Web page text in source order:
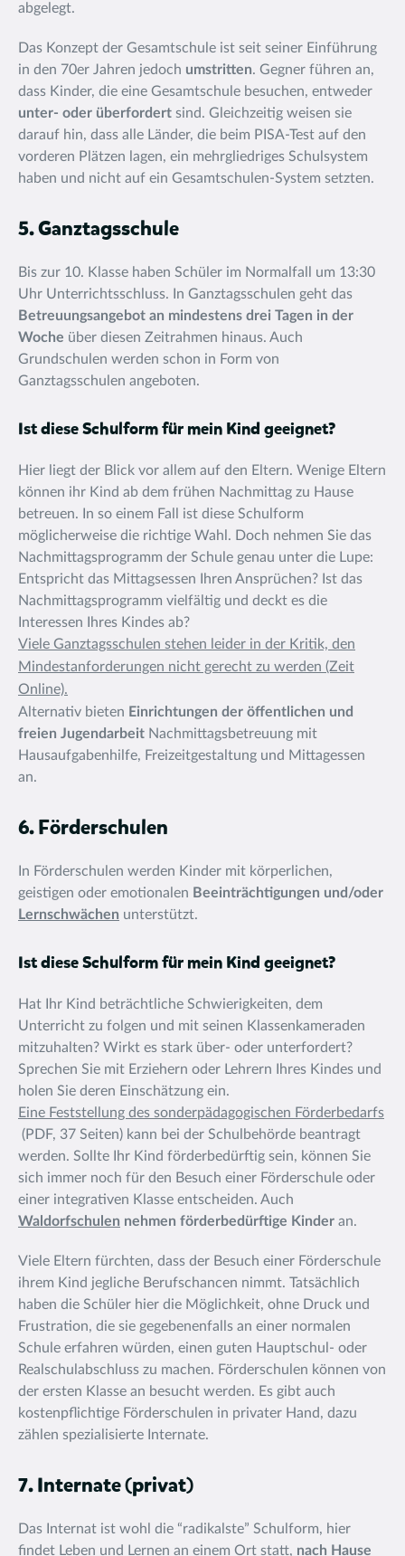
abgelegt.
Das Konzept der Gesamtschule ist seit seiner Einführung
in den 70er Jahren jedoch umstritten. Gegner führen an,
dass Kinder, die eine Gesamtschule besuchen, entweder
unter- oder überfordert sind. Gleichzeitig weisen sie
darauf hin, dass alle Länder, die beim PISA-Test auf den
vorderen Plätzen lagen, ein mehrgliedriges Schulsystem
haben und nicht auf ein Gesamtschulen-System setzten.
5. Ganztagsschule
Bis zur 10. Klasse haben Schüler im Normalfall um 13:30
Uhr Unterrichtsschluss. In Ganztagsschulen geht das
Betreuungsangebot an mindestens drei Tagen in der
Woche über diesen Zeitrahmen hinaus. Auch
Grundschulen werden schon in Form von
Ganztagsschulen angeboten.
Ist diese Schulform für mein Kind geeignet?
Hier liegt der Blick vor allem auf den Eltern. Wenige Eltern
können ihr Kind ab dem frühen Nachmittag zu Hause
betreuen. In so einem Fall ist diese Schulform
möglicherweise die richtige Wahl. Doch nehmen Sie das
Nachmittagsprogramm der Schule genau unter die Lupe:
Entspricht das Mittagsessen Ihren Ansprüchen? Ist das
Nachmittagsprogramm vielfältig und deckt es die
Interessen Ihres Kindes ab?
Viele Ganztagsschulen stehen leider in der Kritik, den
Mindestanforderungen nicht gerecht zu werden (Zeit
Online).
Alternativ bieten Einrichtungen der öffentlichen und
freien Jugendarbeit Nachmittagsbetreuung mit
Hausaufgabenhilfe, Freizeitgestaltung und Mittagessen
an.
6. Förderschulen
In Förderschulen werden Kinder mit körperlichen,
geistigen oder emotionalen Beeinträchtigungen und/oder
Lernschwächen unterstützt.
Ist diese Schulform für mein Kind geeignet?
Hat Ihr Kind beträchtliche Schwierigkeiten, dem
Unterricht zu folgen und mit seinen Klassenkameraden
mitzuhalten? Wirkt es stark über- oder unterfordert?
Sprechen Sie mit Erziehern oder Lehrern Ihres Kindes und
holen Sie deren Einschätzung ein.
Eine Feststellung des sonderpädagogischen Förderbedarfs
(PDF, 37 Seiten) kann bei der Schulbehörde beantragt
werden. Sollte Ihr Kind förderbedürftig sein, können Sie
sich immer noch für den Besuch einer Förderschule oder
einer integrativen Klasse entscheiden. Auch
Waldorfschulen nehmen förderbedürftige Kinder an.
Viele Eltern fürchten, dass der Besuch einer Förderschule
ihrem Kind jegliche Berufschancen nimmt. Tatsächlich
haben die Schüler hier die Möglichkeit, ohne Druck und
Frustration, die sie gegebenenfalls an einer normalen
Schule erfahren würden, einen guten Hauptschul- oder
Realschulabschluss zu machen. Förderschulen können von
der ersten Klasse an besucht werden. Es gibt auch
kostenpflichtige Förderschulen in privater Hand, dazu
zählen spezialisierte Internate.
7. Internate (privat)
Das Internat ist wohl die “radikalste” Schulform, hier
findet Leben und Lernen an einem Ort statt, nach Hause